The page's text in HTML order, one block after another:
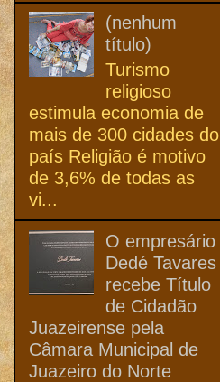
(nenhum
título)
Turismo
religioso
estimula economia de
mais de 300 cidades do
país Religião é motivo
de 3,6% de todas as
vi...
O empresário
Dedé Tavares
recebe Título
de Cidadão
Juazeirense pela
Câmara Municipal de
Juazeiro do Norte